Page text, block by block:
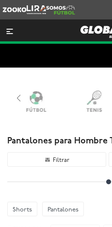
Lira
Somos
Futbol

Pantalones para Hombre
Shorts Pantalones